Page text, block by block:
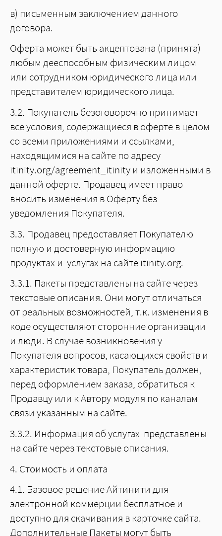
в) письменным заключением данного
договора.
Оферта может быть акцептована (принята)
любым дееспособным физическим лицом
или сотрудником юридического лица или
представителем юридического лица.
3.2. Покупатель безоговорочно принимает
все условия, содержащиеся в оферте в целом
со всеми приложениями и ссылками,
находящимися на сайте по адресу
itinity.org/agreement_itinity и изложенными в
данной оферте. Продавец имеет право
вносить изменения в Оферту без
уведомления Покупателя.
3.3. Продавец предоставляет Покупателю
полную и достоверную информацию
продуктах и услугах на сайте itinity.org.
3.3.1. Пакеты представлены на сайте через
текстовые описания. Они могут отличаться
от реальных возможностей, т.к. изменения в
коде осуществляют сторонние организации
и люди. В случае возникновения у
Покупателя вопросов, касающихся свойств и
характеристик товара, Покупатель должен,
перед оформлением заказа, обратиться к
Продавцу или к Автору модуля по каналам
связи указанным на сайте.
3.3.2. Информация об услугах представлены
на сайте через текстовые описания.
4. Стоимость и оплата
4.1. Базовое решение Айтинити для
электронной коммерции бесплатное и
доступно для скачивания в карточке сайта.
Дополнительные Пакеты могут быть